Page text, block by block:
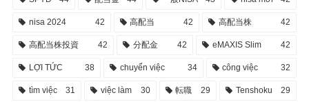
nisa 2024 42 高配当 42 高配当株 42
高配当株投資 42 分配金 42 eMAXIS Slim 42
LỢI TỨC 38 chuyển việc 34 công việc 32
tìm việc 31 việc làm 30 転職 29 Tenshoku 29